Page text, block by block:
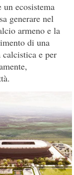
ecosistema
generare nel
armeno e la
di una
calcistica e per